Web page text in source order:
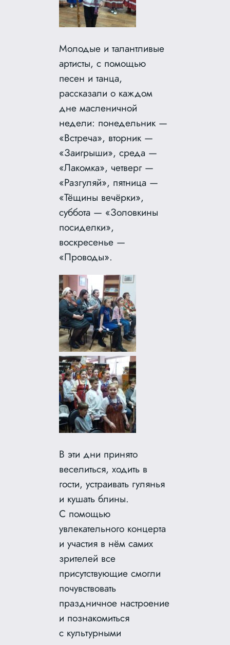
Молодые и талантливые
артисты, с помощью
песен и танца,
рассказали о каждом
дне масленичной
недели: понедельник —
«Встреча», вторник —
«Заигрыши», среда —
«Лакомка», четверг —
«Разгуляй», пятница —
«Тёщины вечёрки»,
суббота — «Золовкины
посиделки»,
воскресенье —
«Проводы».
В эти дни принято
веселиться, ходить в
гости, устраивать гулянья
и кушать блины.
С помощью
увлекательного концерта
и участия в нём самих
зрителей все
присутствующие смогли
почувствовать
праздничное настроение
и познакомиться
с культурными